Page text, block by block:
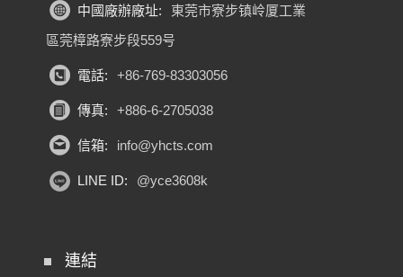
中國廠辦廠址:
東莞市寮步镇岭厦工業
區莞樟路寮步段559号
電話: +86-769-83303056
傳真: +886-6-2705038
信箱: info@yhcts.com
LINE ID: @yce3608k
連結